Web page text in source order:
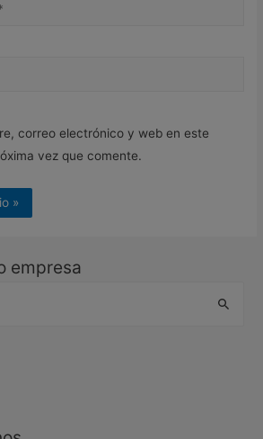
correo electrónico y web en este
vez que comente.
empresa